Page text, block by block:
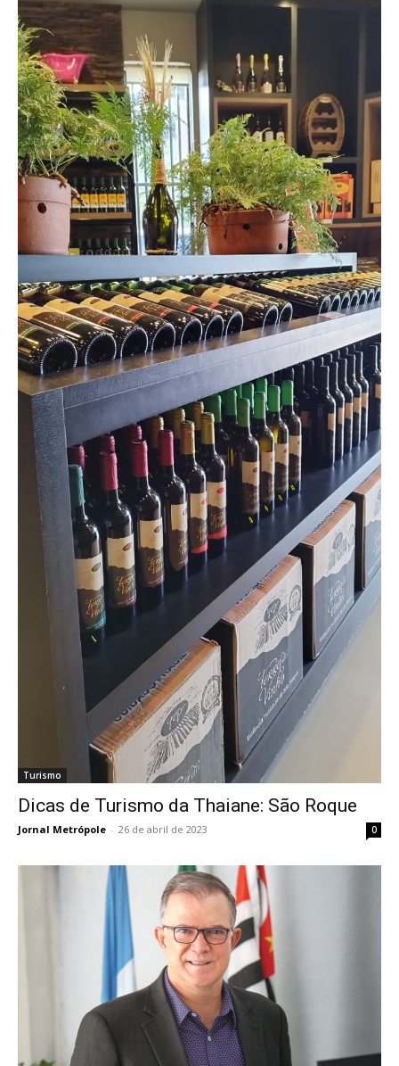
Turismo
Dicas de Turismo da Thaiane: São Roque
Jornal Metrópole - 26 de abril de 2023 0